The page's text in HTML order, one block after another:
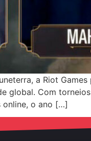
a Riot
global. Com
online, o ano […]